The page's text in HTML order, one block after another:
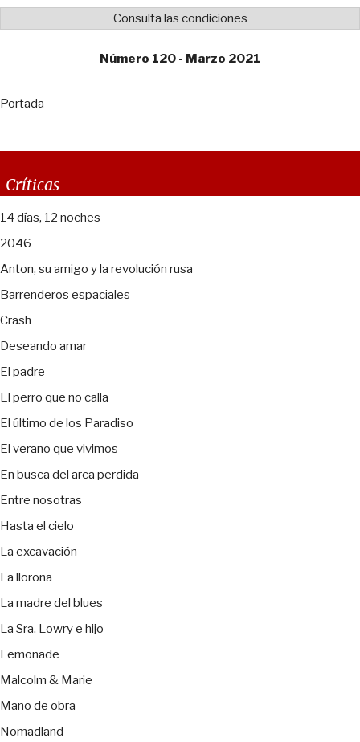
Consulta las condiciones
Número 120 - Marzo 2021
Portada
Críticas
14 días, 12 noches
2046
Anton, su amigo y la revolución rusa
Barrenderos espaciales
Crash
Deseando amar
El padre
El perro que no calla
El último de los Paradiso
El verano que vivimos
En busca del arca perdida
Entre nosotras
Hasta el cielo
La excavación
La llorona
La madre del blues
La Sra. Lowry e hijo
Lemonade
Malcolm & Marie
Mano de obra
Nomadland